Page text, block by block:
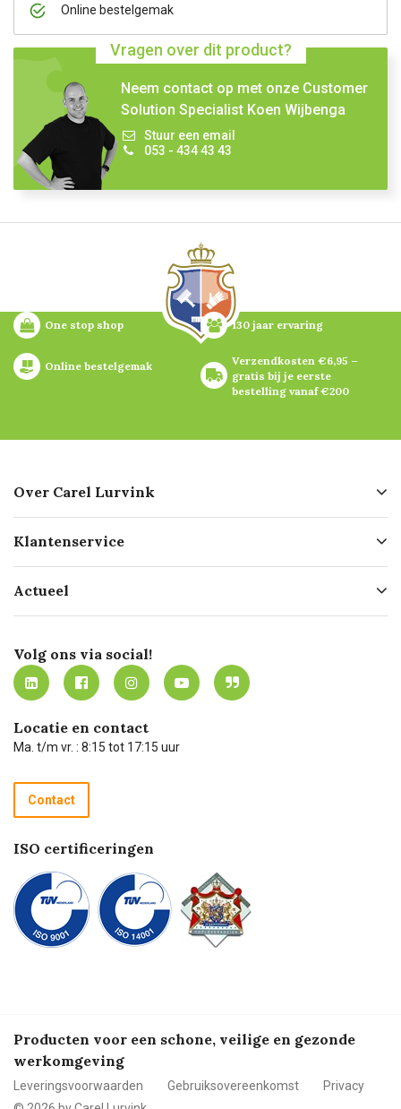
Online bestelgemak
Vragen over dit product?
Neem contact op met onze Customer
Solution Specialist Koen Wijbenga
Stuur een email
053 - 434 43 43
One stop shop 130 jaar ervaring
Online bestelgemak
Verzendkosten €6,95 –
gratis bij je eerste
bestelling vanaf €200
Over Carel Lurvink
Geschiedenis
Missie
Werken bij Carel Lurvink
MVO
Klantenservice
Bezorgen
Mijn Carel Lurvink
Mijn Carel Lurvink instructievideo's
Carel Lurvink App
Hulp op afstand
Technische dienst
Recycle programma
Betalen
Actueel
Innovation LAB
Tevreden klanten
Carel Lurvink Blog
Carel de podcast
Volg ons via social!
Locatie en contact
Ma. t/m vr. : 8:15 tot 17:15 uur
Contact
ISO certificeringen
Producten voor een schone, veilige en gezonde
werkomgeving
Leveringsvoorwaarden Gebruiksovereenkomst
Privacy